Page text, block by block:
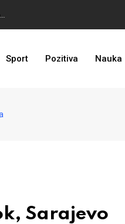
Sport Pozitiva Nauka
Sarajevo